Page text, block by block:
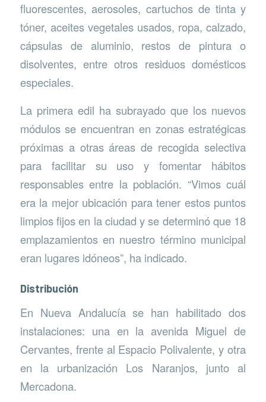
fluorescentes, aerosoles, cartuchos de tinta y
tóner, aceites vegetales usados, ropa, calzado,
cápsulas de aluminio, restos de pintura o
disolventes, entre otros residuos domésticos
especiales.
La primera edil ha subrayado que los nuevos
módulos se encuentran en zonas estratégicas
próximas a otras áreas de recogida selectiva
para facilitar su uso y fomentar hábitos
responsables entre la población. “Vimos cuál
era la mejor ubicación para tener estos puntos
limpios fijos en la ciudad y se determinó que 18
emplazamientos en nuestro término municipal
eran lugares idóneos”, ha indicado.
Distribución
En Nueva Andalucía se han habilitado dos
instalaciones: una en la avenida Miguel de
Cervantes, frente al Espacio Polivalente, y otra
en la urbanización Los Naranjos, junto al
Mercadona.